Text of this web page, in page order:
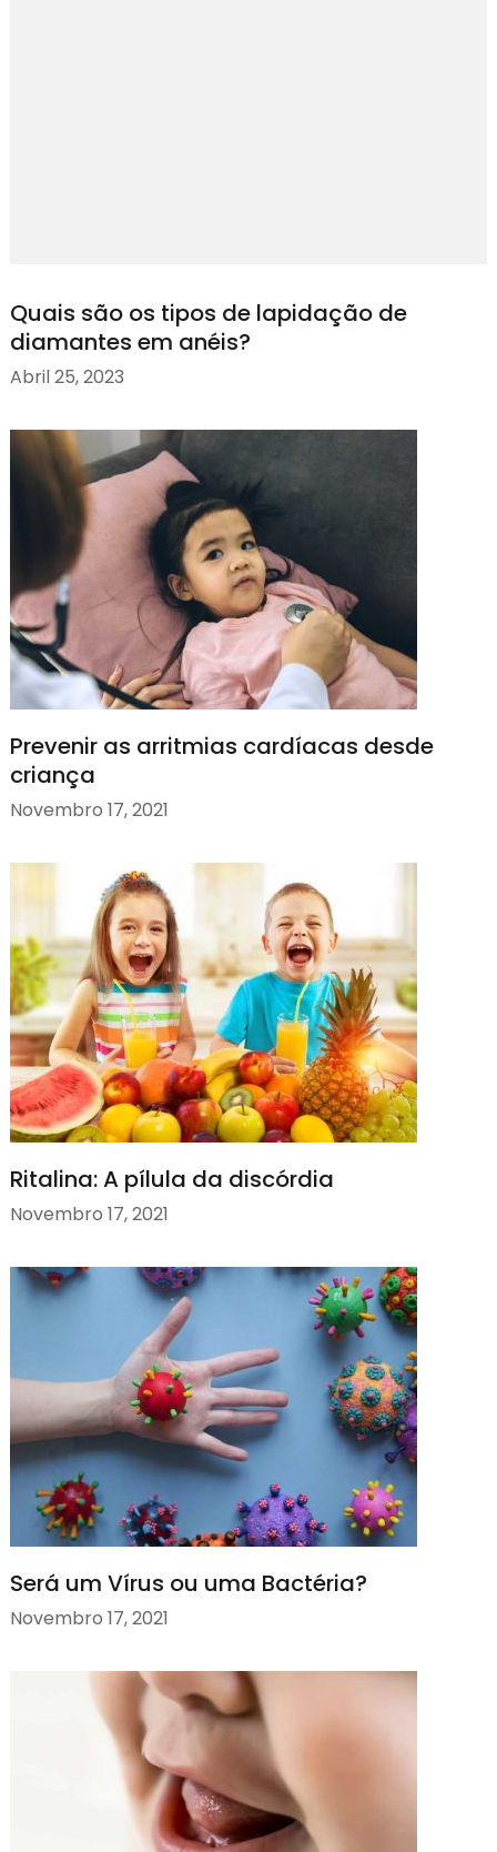
Quais são os tipos de lapidação de
diamantes em anéis?
Abril 25, 2023
Prevenir as arritmias cardíacas desde
criança
Novembro 17, 2021
Ritalina: A pílula da discórdia
Novembro 17, 2021
Será um Vírus ou uma Bactéria?
Novembro 17, 2021